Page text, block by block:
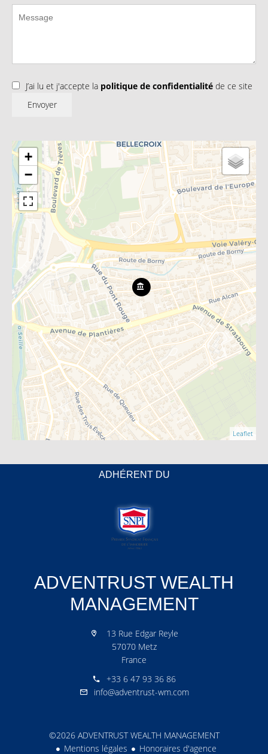
J’ai lu et j'accepte la politique de confidentialité de ce site
Envoyer
+
−
Leaflet
ADHÉRENT DU
ADVENTRUST WEALTH
MANAGEMENT
13 Rue Edgar Reyle
57070 Metz
France
+33 6 47 93 36 86
info@adventrust-wm.com
©2026 ADVENTRUST WEALTH MANAGEMENT
Mentions légales
Honoraires d'agence